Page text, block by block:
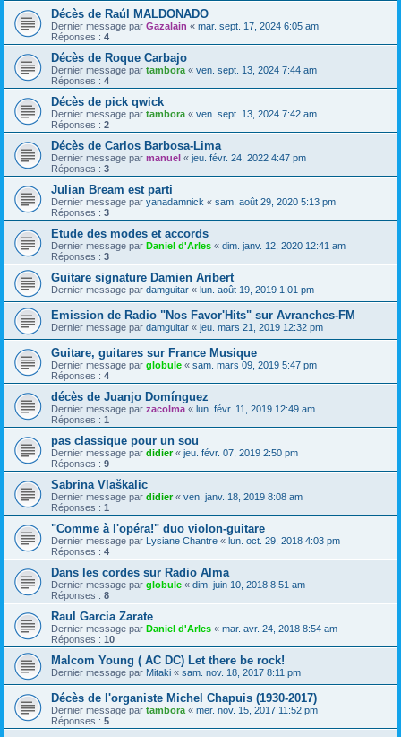
Décès de Raúl MALDONADO
Dernier message par Gazalain « mar. sept. 17, 2024 6:05 am
Réponses : 4
Décès de Roque Carbajo
Dernier message par tambora « ven. sept. 13, 2024 7:44 am
Réponses : 4
Décès de pick qwick
Dernier message par tambora « ven. sept. 13, 2024 7:42 am
Réponses : 2
Décès de Carlos Barbosa-Lima
Dernier message par manuel « jeu. févr. 24, 2022 4:47 pm
Réponses : 3
Julian Bream est parti
Dernier message par yanadamnick « sam. août 29, 2020 5:13 pm
Réponses : 3
Etude des modes et accords
Dernier message par Daniel d'Arles « dim. janv. 12, 2020 12:41 am
Réponses : 3
Guitare signature Damien Aribert
Dernier message par damguitar « lun. août 19, 2019 1:01 pm
Emission de Radio "Nos Favor'Hits" sur Avranches-FM
Dernier message par damguitar « jeu. mars 21, 2019 12:32 pm
Guitare, guitares sur France Musique
Dernier message par globule « sam. mars 09, 2019 5:47 pm
Réponses : 4
décès de Juanjo Domínguez
Dernier message par zacolma « lun. févr. 11, 2019 12:49 am
Réponses : 1
pas classique pour un sou
Dernier message par didier« jeu. févr. 07, 2019 2:50 pm
Réponses : 9
Sabrina Vlaškalic
Dernier message par didier« ven. janv. 18, 2019 8:08 am
Réponses : 1
"Comme à l'opéra!" duo violon-guitare
Dernier message par Lysiane Chantre « lun. oct. 29, 2018 4:03 pm
Réponses : 4
Dans les cordes sur Radio Alma
Dernier message par globule « dim. juin 10, 2018 8:51 am
Réponses : 8
Raul Garcia Zarate
Dernier message par Daniel d'Arles « mar. avr. 24, 2018 8:54 am
Réponses : 10
Malcom Young ( AC DC) Let there be rock!
Dernier message par Mitaki « sam. nov. 18, 2017 8:11 pm
Décès de l'organiste Michel Chapuis (1930-2017)
Dernier message par tambora « mer. nov. 15, 2017 11:52 pm
Réponses : 5